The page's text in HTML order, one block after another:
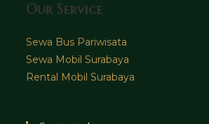
Our Service
Sewa Bus Pariwisata
Sewa Mobil Surabaya
Rental Mobil Surabaya